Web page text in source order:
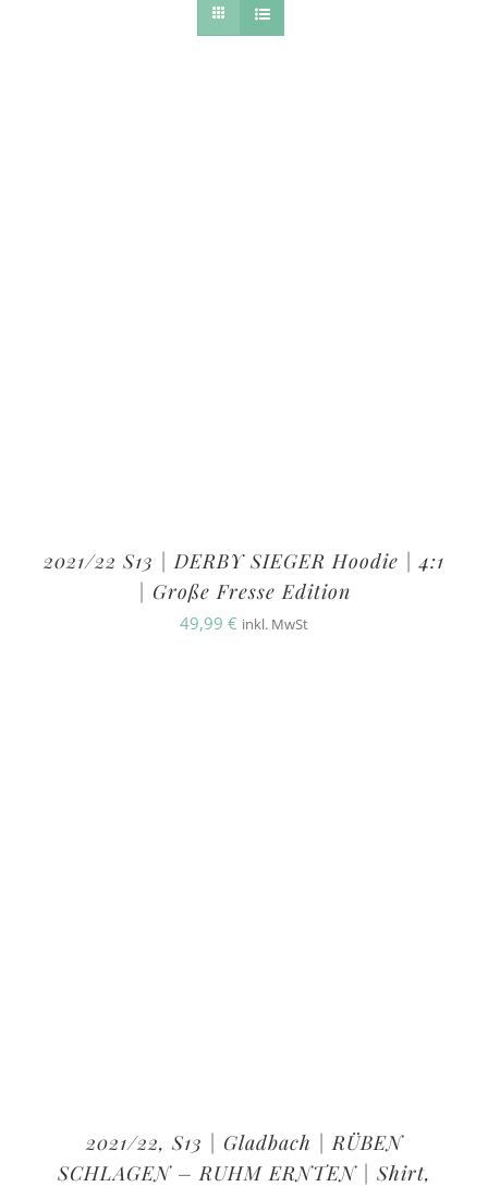
2021/22 S13 | DERBY SIEGER Hoodie | 4:1
| Große Fresse Edition
49,99 € inkl. MwSt
2021/22, S13 | Gladbach | RÜBEN
SCHLAGEN – RUHM ERNTEN | Shirt,